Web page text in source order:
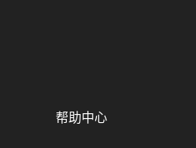
帮助中心